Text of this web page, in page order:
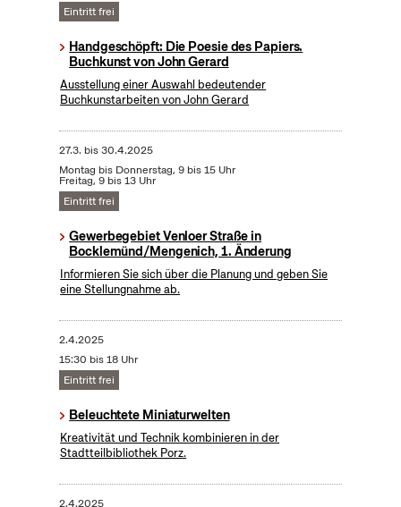
Eintritt frei
Handgeschöpft: Die Poesie des Papiers.
Buchkunst von John Gerard
Ausstellung einer Auswahl bedeutender
Buchkunstarbeiten von John Gerard
27.3. bis30.4.2025
Montag bis Donnerstag, 9 bis 15 Uhr
Freitag, 9 bis 13 Uhr
Eintritt frei
Gewerbegebiet Venloer Straße in
Bocklemünd/Mengenich, 1. Änderung
Informieren Sie sich über die Planung und geben Sie
eine Stellungnahme ab.
2.4.2025
15:30 bis 18 Uhr
Eintritt frei
Beleuchtete Miniaturwelten
Kreativität und Technik kombinieren in der
Stadtteilbibliothek Porz.
2.4.2025